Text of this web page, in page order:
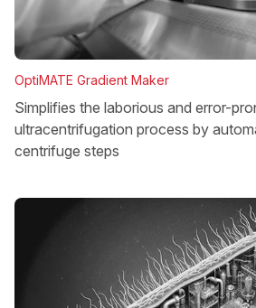
OptiMATE Gradient Maker
Simplifies the laborious and error-
ultracentrifugation process by
centrifuge steps